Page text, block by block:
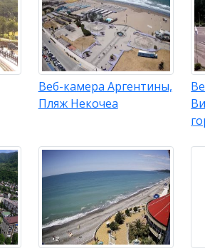
Веб-камера Аргентины,
Пляж Некочеа